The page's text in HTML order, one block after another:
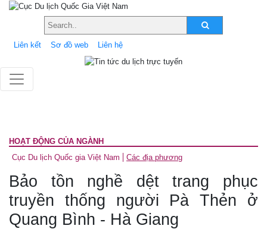
Liên kết Sơ đồ web Liên hệ
HOẠT ĐỘNG CỦA NGÀNH
Cục Du lịch Quốc gia Việt Nam
Các địa phương
Bảo tồn nghề dệt trang phục
truyền thống người Pà Thẻn ở
Quang Bình - Hà Giang